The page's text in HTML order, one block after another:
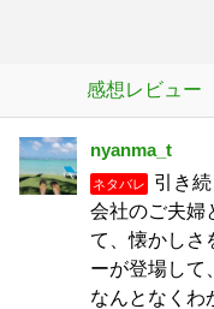
感想レビュー
nyanma_t
ネタバレ
引き
会社のご夫婦
て、懐かしさ
ーが登場して
なんとなくわ